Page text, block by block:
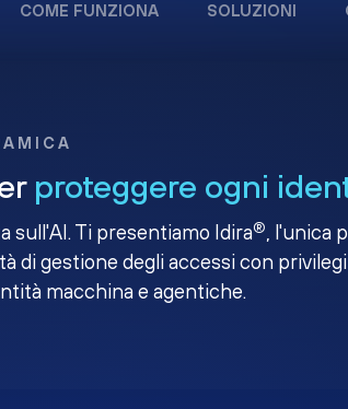
COME FUNZIONA SOLUZIONI
proteggere ogni
sull'AI. Ti presentiamo Idira®, l'unica
gestione degli accessi con
macchina e agentiche.